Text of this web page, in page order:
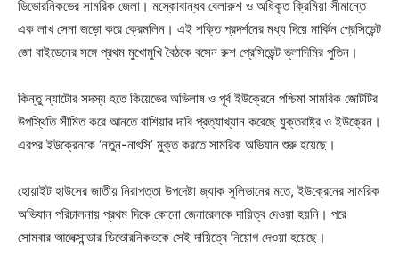
ডিভোরনিকভের সামরিক জেলা। মস্কোবান্ধব বেলারুশ ও অধিকৃত ক্রিমিয়া সীমান্তে
এক লাখ সেনা জড়ো করে ক্রেমলিন। এই শক্তি প্রদর্শনের মধ্য দিয়ে মার্কিন প্রেসিডেন্ট
জো বাইডেনের সঙ্গে প্রথম মুখোমুখি বৈঠকে বসেন রুশ প্রেসিডেন্ট ভ্লাদিমির পুতিন।
কিন্তু ন্যাটোর সদস্য হতে কিয়েভের অভিলাষ ও পূর্ব ইউক্রেনে পশ্চিমা সামরিক জোটটির
উপস্থিতি সীমিত করে আনতে রাশিয়ার দাবি প্রত্যাখ্যান করেছে যুক্তরাষ্ট্র ও ইউক্রেন।
এরপর ইউক্রেনকে ‘নতুন-নাৎসি’ মুক্ত করতে সামরিক অভিযান শুরু হয়েছে।
হোয়াইট হাউসের জাতীয় নিরাপত্তা উপদেষ্টা জ্যাক সুলিভানের মতে, ইউক্রেনের সামরিক
অভিযান পরিচালনায় প্রথম দিকে কোনো জেনারেলকে দায়িত্ব দেওয়া হয়নি। পরে
সোমবার আলেক্সান্ডার ডিভোরনিকভকে সেই দায়িত্বে নিয়োগ দেওয়া হয়েছে।